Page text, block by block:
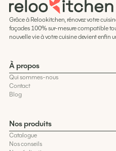
Grâce à Relookitchen, rénovez votre
façades 100% sur-mesure compatible
nouvelle vie à votre cuisine devient enfin
À propos
Qui sommes-nous
Contact
Blog
Nos produits
Catalogue
Nos conseils